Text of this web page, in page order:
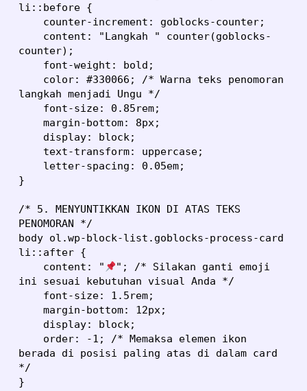
li::before {
counter);
langkah menjadi Ungu */
}
/* 5. MENYUNTIKKAN IKON DI ATAS TEKS
PENOMORAN */
body ol.wp-block-list.goblocks-process-card
li::after {
    content: "
"; /* Silakan ganti emoji
ini sesuai kebutuhan visual Anda */
berada di posisi paling atas di dalam card
*/
}